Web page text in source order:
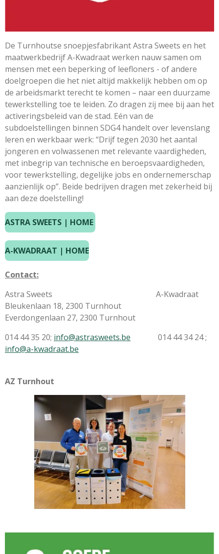
De Turnhoutse snoepjesfabrikant Astra Sweets en het
maatwerkbedrijf A-Kwadraat werken nauw samen om
mensen met een beperking of leefloners - of andere
doelgroepen die het niet altijd makkelijk hebben om op
de arbeidsmarkt terecht te komen – naar een duurzame
tewerkstelling toe te leiden. Zo dragen zij mee bij aan het
activeringsbeleid van de stad. Eén van de
subdoelstellingen binnen SDG4 handelt over levenslang
leren en werkbaar werk: “Drijf tegen 2030 het aantal
jongeren en volwassenen met relevante vaardigheden,
met inbegrip van technische en beroepsvaardigheden,
voor tewerkstelling, degelijke jobs en ondernemerschap
aanzienlijk op”. Beide bedrijven dragen met zekerheid bij
aan deze doelstelling!
ASTRA SWEETS | HOME
A-KWADRAAT | HOME
Contact:
Astra Sweets A-Kwadraat
Bleukenlaan 18, 2300 Turnhout
Everdongenlaan 27, 2300 Turnhout
014 44 35 20; info@astrasweets.be 014 44 34 24 ;
info@a-kwadraat.be
AZ Turnhout